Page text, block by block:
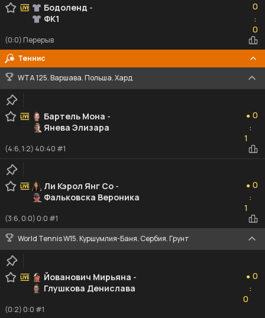
Бодоленд -
ФК1
0
:0
0
(0:0) Перерыв
Теннис
WTA 125. Варшава. Польша. Хард
Бартель Мона -
Янева Элизара
● 0
:
1
(4:6, 1:2) 40:40 #1
Ли Кэрол Янг Со -
Фальковска Вероника
● 0
:
1
(3:6, 0:0) 0:0 #1
World Tennis W15. Куршумлия-Баня. Сербия. Грунт
Йованович Мирьяна -
Глушкова Денислава
● 0
:
0
(0:2) 0:0 #1